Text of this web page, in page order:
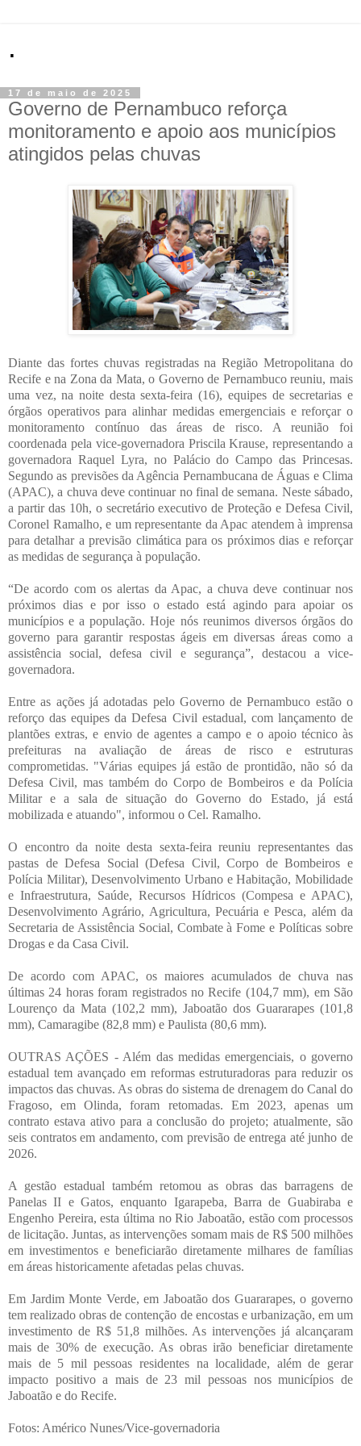
.
17 de maio de 2025
Governo de Pernambuco reforça
monitoramento e apoio aos municípios
atingidos pelas chuvas
Diante das fortes chuvas registradas na Região Metropolitana do
Recife e na Zona da Mata, o Governo de Pernambuco reuniu, mais
uma vez, na noite desta sexta-feira (16), equipes de secretarias e
órgãos operativos para alinhar medidas emergenciais e reforçar o
monitoramento contínuo das áreas de risco. A reunião foi
coordenada pela vice-governadora Priscila Krause, representando a
governadora Raquel Lyra, no Palácio do Campo das Princesas.
Segundo as previsões da Agência Pernambucana de Águas e Clima
(APAC), a chuva deve continuar no final de semana. Neste sábado,
a partir das 10h, o secretário executivo de Proteção e Defesa Civil,
Coronel Ramalho, e um representante da Apac atendem à imprensa
para detalhar a previsão climática para os próximos dias e reforçar
as medidas de segurança à população.
“De acordo com os alertas da Apac, a chuva deve continuar nos
próximos dias e por isso o estado está agindo para apoiar os
municípios e a população. Hoje nós reunimos diversos órgãos do
governo para garantir respostas ágeis em diversas áreas como a
assistência social, defesa civil e segurança”, destacou a vice-
governadora.
Entre as ações já adotadas pelo Governo de Pernambuco estão o
reforço das equipes da Defesa Civil estadual, com lançamento de
plantões extras, e envio de agentes a campo e o apoio técnico às
prefeituras na avaliação de áreas de risco e estruturas
comprometidas. "Várias equipes já estão de prontidão, não só da
Defesa Civil, mas também do Corpo de Bombeiros e da Polícia
Militar e a sala de situação do Governo do Estado, já está
mobilizada e atuando", informou o Cel. Ramalho.
O encontro da noite desta sexta-feira reuniu representantes das
pastas de Defesa Social (Defesa Civil, Corpo de Bombeiros e
Polícia Militar), Desenvolvimento Urbano e Habitação, Mobilidade
e Infraestrutura, Saúde, Recursos Hídricos (Compesa e APAC),
Desenvolvimento Agrário, Agricultura, Pecuária e Pesca, além da
Secretaria de Assistência Social, Combate à Fome e Políticas sobre
Drogas e da Casa Civil.
De acordo com APAC, os maiores acumulados de chuva nas
últimas 24 horas foram registrados no Recife (104,7 mm), em São
Lourenço da Mata (102,2 mm), Jaboatão dos Guararapes (101,8
mm), Camaragibe (82,8 mm) e Paulista (80,6 mm).
OUTRAS AÇÕES - Além das medidas emergenciais, o governo
estadual tem avançado em reformas estruturadoras para reduzir os
impactos das chuvas. As obras do sistema de drenagem do Canal do
Fragoso, em Olinda, foram retomadas. Em 2023, apenas um
contrato estava ativo para a conclusão do projeto; atualmente, são
seis contratos em andamento, com previsão de entrega até junho de
2026.
A gestão estadual também retomou as obras das barragens de
Panelas II e Gatos, enquanto Igarapeba, Barra de Guabiraba e
Engenho Pereira, esta última no Rio Jaboatão, estão com processos
de licitação. Juntas, as intervenções somam mais de R$ 500 milhões
em investimentos e beneficiarão diretamente milhares de famílias
em áreas historicamente afetadas pelas chuvas.
Em Jardim Monte Verde, em Jaboatão dos Guararapes, o governo
tem realizado obras de contenção de encostas e urbanização, em um
investimento de R$ 51,8 milhões. As intervenções já alcançaram
mais de 30% de execução. As obras irão beneficiar diretamente
mais de 5 mil pessoas residentes na localidade, além de gerar
impacto positivo a mais de 23 mil pessoas nos municípios de
Jaboatão e do Recife.
Fotos: Américo Nunes/Vice-governadoria